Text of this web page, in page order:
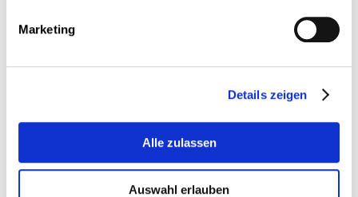
Marketing
Details zeigen
Alle zulassen
Auswahl erlauben
(deckt die gesamte Infrastruktur des
CEFOS ab)
Nächstes Topic